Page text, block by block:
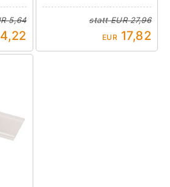
5,64
4,22
stattEUR 27,96
EUR 17,82